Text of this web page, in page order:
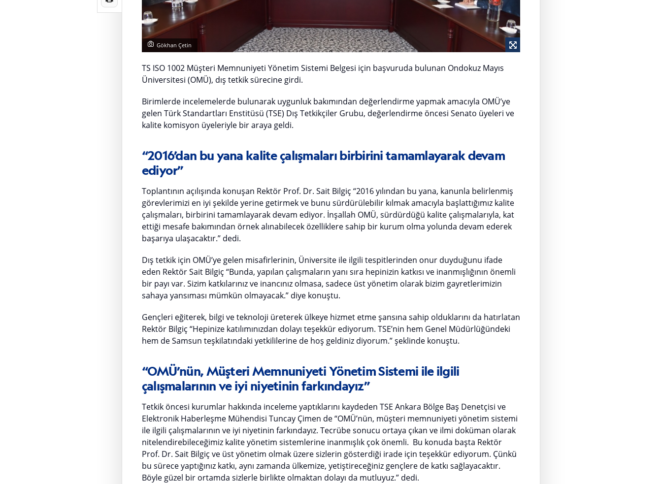
Gökhan Çetin
TS ISO 1002 Müşteri Memnuniyeti Yönetim Sistemi Belgesi için başvuruda bulunan Ondokuz Mayıs
Üniversitesi (OMÜ), dış tetkik sürecine girdi.
Birimlerde incelemelerde bulunarak uygunluk bakımından değerlendirme yapmak amacıyla OMÜ’ye
gelen Türk Standartları Enstitüsü (TSE) Dış Tetkikçiler Grubu, değerlendirme öncesi Senato üyeleri ve
kalite komisyon üyeleriyle bir araya geldi.
“2016’dan bu yana kalite çalışmaları birbirini tamamlayarak devam
ediyor”
Toplantının açılışında konuşan Rektör Prof. Dr. Sait Bilgiç “2016 yılından bu yana, kanunla belirlenmiş
görevlerimizi en iyi şekilde yerine getirmek ve bunu sürdürülebilir kılmak amacıyla başlattığımız kalite
çalışmaları, birbirini tamamlayarak devam ediyor. İnşallah OMÜ, sürdürdüğü kalite çalışmalarıyla, kat
ettiği mesafe bakımından örnek alınabilecek özelliklere sahip bir kurum olma yolunda devam ederek
başarıya ulaşacaktır.” dedi.
Dış tetkik için OMÜ’ye gelen misafirlerinin, Üniversite ile ilgili tespitlerinden onur duyduğunu ifade
eden Rektör Sait Bilgiç “Bunda, yapılan çalışmaların yanı sıra hepinizin katkısı ve inanmışlığının önemli
bir payı var. Sizim katkılarınız ve inancınız olmasa, sadece üst yönetim olarak bizim gayretlerimizin
sahaya yansıması mümkün olmayacak.” diye konuştu.
Gençleri eğiterek, bilgi ve teknoloji üreterek ülkeye hizmet etme şansına sahip olduklarını da hatırlatan
Rektör Bilgiç “Hepinize katılımınızdan dolayı teşekkür ediyorum. TSE’nin hem Genel Müdürlüğündeki
hem de Samsun teşkilatındaki yetkililerine de hoş geldiniz diyorum.” şeklinde konuştu.
“OMÜ’nün, Müşteri Memnuniyeti Yönetim Sistemi ile ilgili
çalışmalarının ve iyi niyetinin farkındayız”
Tetkik öncesi kurumlar hakkında inceleme yaptıklarını kaydeden TSE Ankara Bölge Baş Denetçisi ve
Elektronik Haberleşme Mühendisi Tuncay Çimen de “OMÜ’nün, müşteri memnuniyeti yönetim sistemi
ile ilgili çalışmalarının ve iyi niyetinin farkındayız. Tecrübe sonucu ortaya çıkan ve ilmi doküman olarak
nitelendirebileceğimiz kalite yönetim sistemlerine inanmışlık çok önemli. Bu konuda başta Rektör
Prof. Dr. Sait Bilgiç ve üst yönetim olmak üzere sizlerin gösterdiği irade için teşekkür ediyorum. Çünkü
bu sürece yaptığınız katkı, aynı zamanda ülkemize, yetiştireceğiniz gençlere de katkı sağlayacaktır.
Böyle güzel bir ortamda sizlerle birlikte olmaktan dolayı da mutluyuz.” dedi.